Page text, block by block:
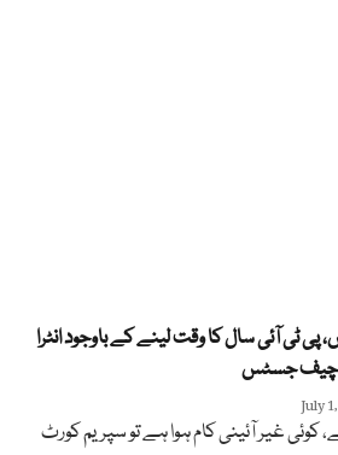
آئی سال کا وقت لینے کے باوجود انٹرا
چیف جسٹس
July
کوئی غیر آئینی کام ہوا ہے تو سپریم کورٹ